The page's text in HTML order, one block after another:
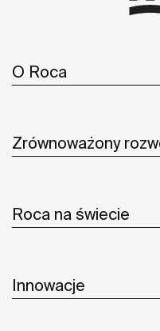
O Roca
Zrównoważony
Roca na świecie
Innowacje